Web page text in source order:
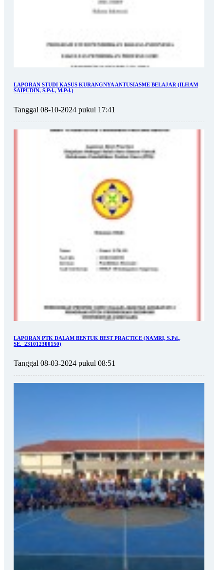
LAPORAN STUDI KASUS KURANGNYA ANTUSIASME BELAJAR (ILHAM
SAIPUDIN, S.Pd., M.Pd.)
Tanggal 08-10-2024 pukul 17:41
LAPORAN PTK DALAM BENTUK BEST PRACTICE (NAMRI, S.Pd.,
SE._231012300150)
Tanggal 08-03-2024 pukul 08:51